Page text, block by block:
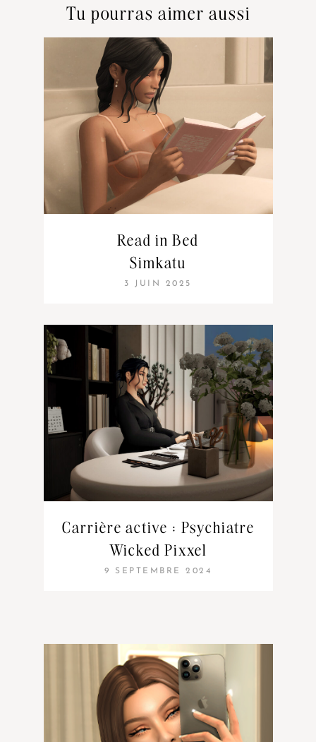
Tu pourras aimer aussi
Read in Bed
Simkatu
3 JUIN 2025
Carrière active : Psychiatre
Wicked Pixxel
9 SEPTEMBRE 2024